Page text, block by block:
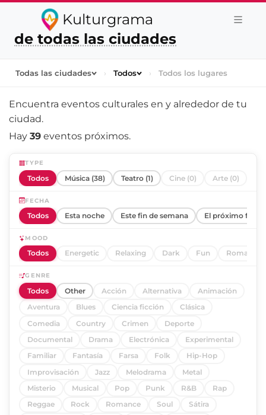
Kulturgrama
de todas las ciudades
Todas las ciudades › Todos › Todos los lugares
Encuentra eventos culturales en y alrededor de tu
ciudad.
Hay 39 eventos próximos.
TYPE
Todos Música (38) Teatro (1) Cine (0) Arte (0)
FECHA
Todos Esta noche Este fin de semana El próximo fin
MOOD
Todos Energetic Relaxing Dark Fun Romantic
GENRE
Todos Other Acción Alternativa
Animación
Aventura
Blues Ciencia ficción
Clásica
Comedia
Country Crimen
Deporte
Documental
Drama Electrónica
Experimental
Familiar
Fantasía Farsa Folk
Hip-Hop
Improvisación
Jazz Melodrama
Metal
Misterio
Musical Pop Punk R&B
Rap
Reggae
Rock Romance Soul
Sátira